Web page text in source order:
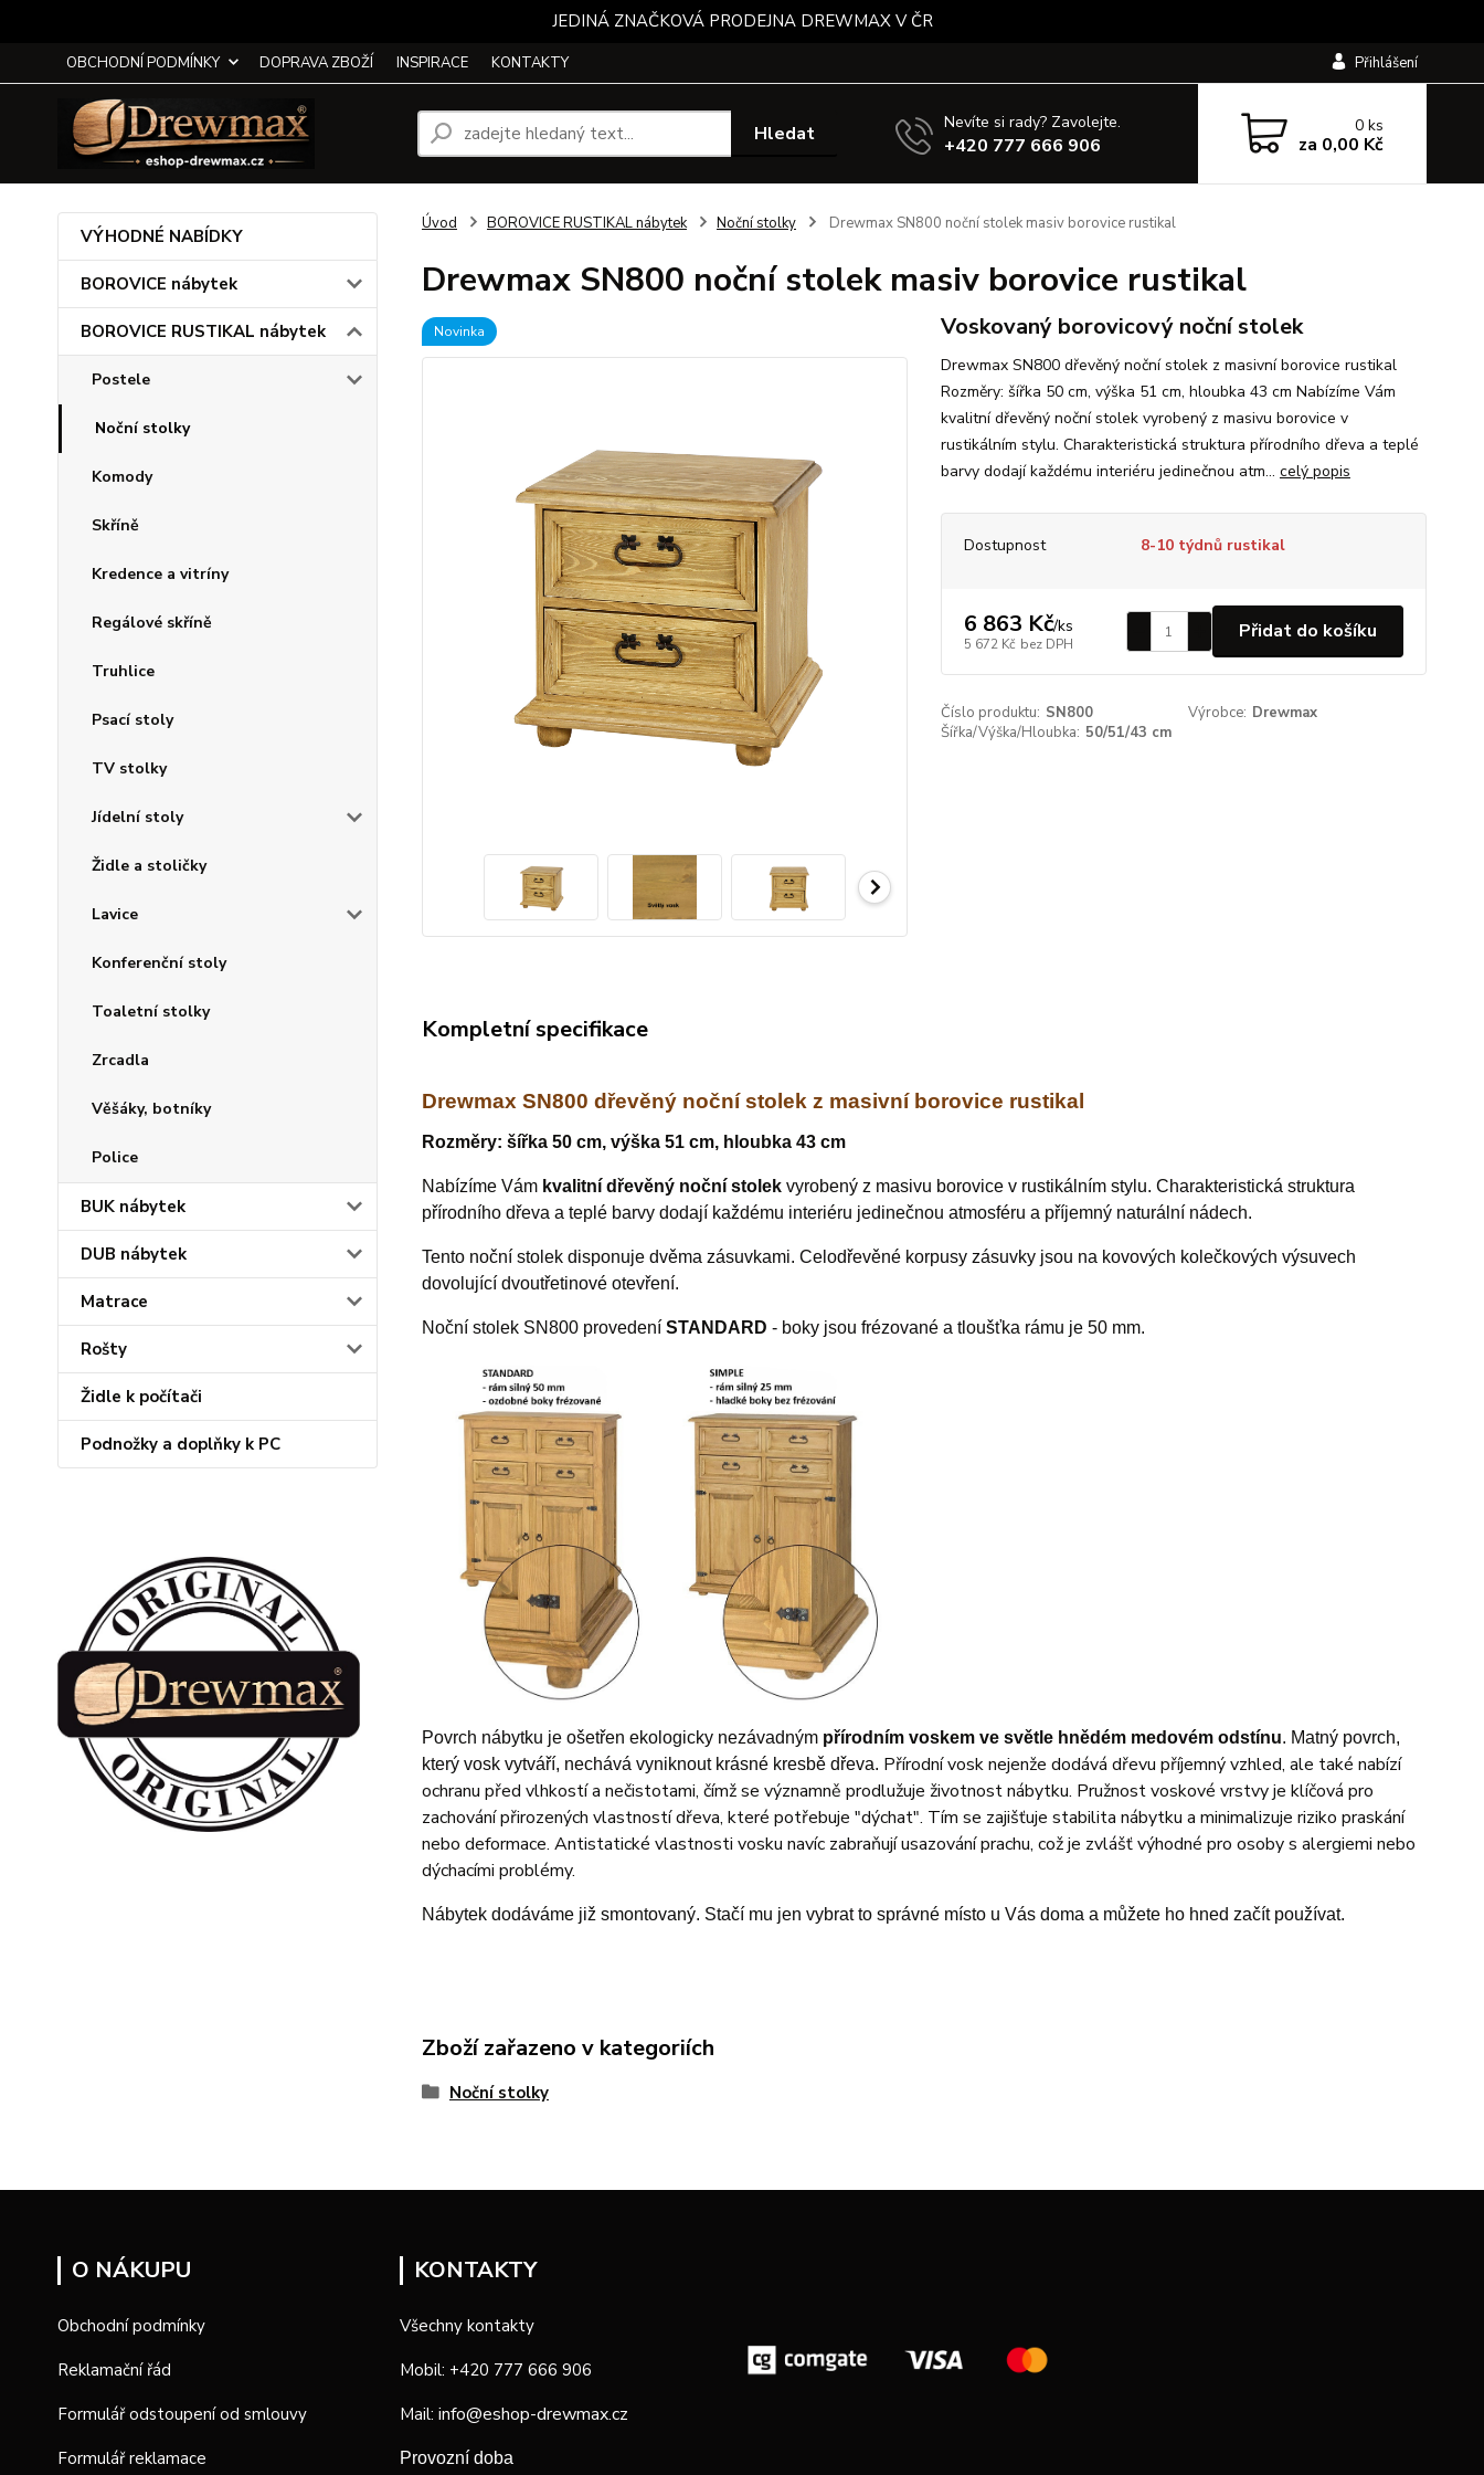
JEDINÁ ZNAČKOVÁ PRODEJNA DREWMAX V ČR
OBCHODNÍ PODMÍNKY DOPRAVA ZBOŽÍ INSPIRACE KONTAKTY Přihlášení
Hledat Nevíte si rady? Zavolejte.
+420 777 666 906
0ks
za 0,00 Kč
VÝHODNÉ NABÍDKY
BOROVICE nábytek
BOROVICE RUSTIKAL nábytek
Postele
Noční stolky
Komody
Skříně
Kredence a vitríny
Regálové skříně
Truhlice
Psací stoly
TV stolky
Jídelní stoly
Židle a stoličky
Lavice
Konferenční stoly
Toaletní stolky
Zrcadla
Věšáky, botníky
Police
BUK nábytek
DUB nábytek
Matrace
Rošty
Židle k počítači
Podnožky a doplňky k PC
Úvod BOROVICE RUSTIKAL nábytek Noční stolky Drewmax SN800 noční stolek masiv borovice rustikal
Drewmax SN800 noční stolek masiv borovice rustikal
Novinka Voskovaný borovicový noční stolek
Drewmax SN800 dřevěný noční stolek z masivní borovice rustikal
Rozměry: šířka 50 cm, výška 51 cm, hloubka 43 cm Nabízíme Vám
kvalitní dřevěný noční stolek vyrobený z masivu borovice v
rustikálním stylu. Charakteristická struktura přírodního dřeva a teplé
barvy dodají každému interiéru jedinečnou atm... celý popis
Dostupnost 8-10 týdnů rustikal
6 863 Kč/ks
5 672 Kč bez DPH
Přidat do košíku
Číslo produktu: SN800 Výrobce: Drewmax
Šířka/Výška/Hloubka: 50/51/43 cm
Kompletní specifikace
Drewmax SN800 dřevěný noční stolek z masivní borovice rustikal
Rozměry: šířka 50 cm, výška 51 cm, hloubka 43 cm
Nabízíme Vámkvalitní dřevěný noční stolekvyrobený z masivu borovice v rustikálním stylu. Charakteristická struktura
přírodního dřeva a teplé barvy dodají každému interiéru jedinečnou atmosféru a příjemný naturální nádech.
Tento noční stolek disponuje dvěma zásuvkami. Celodřevěné korpusy zásuvky jsou na kovových kolečkových výsuvech
dovolující dvoutřetinové otevření.
Noční stolek SN800 provedení STANDARD - boky jsou frézované a tloušťka rámu je 50 mm.
Povrch nábytku je ošetřen ekologicky nezávadným přírodním voskem ve světle hnědém medovém odstínu. Matný povrch,
který vosk vytváří, nechává vyniknout krásné kresbě dřeva. Přírodní vosk nejenže dodává dřevu příjemný vzhled, ale také nabízí
ochranu před vlhkostí a nečistotami, čímž se významně prodlužuje životnost nábytku. Pružnost voskové vrstvy je klíčová pro
zachování přirozených vlastností dřeva, které potřebuje "dýchat". Tím se zajišťuje stabilita nábytku a minimalizuje riziko praskání
nebo deformace. Antistatické vlastnosti vosku navíc zabraňují usazování prachu, což je zvlášť výhodné pro osoby s alergiemi nebo
dýchacími problémy.
Nábytek dodáváme již smontovaný. Stačí mu jen vybrat to správné místo u Vás doma a můžete ho hned začít používat.
Zboží zařazeno v kategoriích
Noční stolky
O NÁKUPU
Obchodní podmínky
Reklamační řád
Formulář odstoupení od smlouvy
Formulář reklamace
KONTAKTY
Všechny kontakty
Mobil: +420 777 666 906
Mail: info@eshop-drewmax.cz
Provozní doba